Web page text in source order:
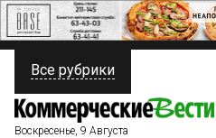
ПОЛИТИКА
ФИНАНСЫ
Все рубрики
Воскресенье, 9 Августа